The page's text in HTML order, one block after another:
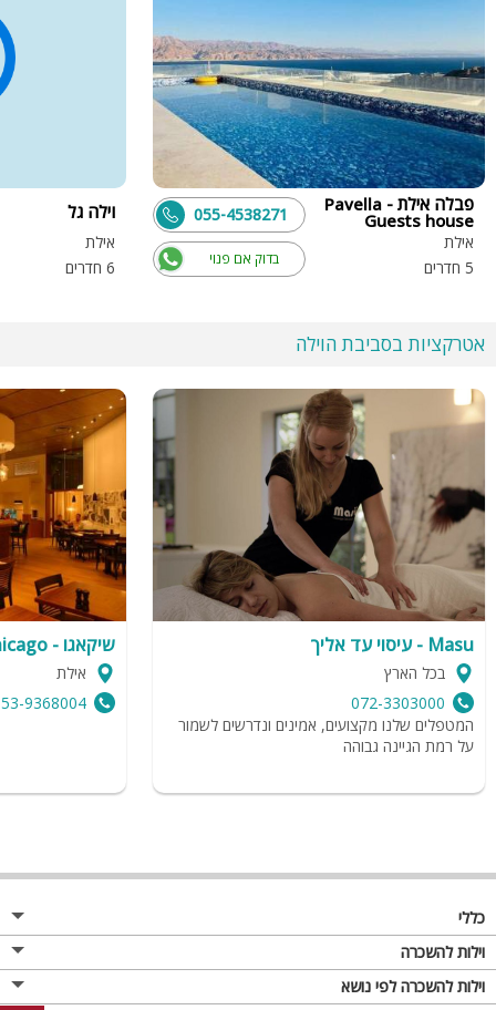
פבלה אילת - Pavella
Guests house
אילת
5 חדרים
בדוק אם פנוי
055-4538271 וילה גל
אילת
6 חדרים
אטרקציות בסביבת הוילה
Masu - עיסוי עד אליך
בכל הארץ
072-3303000
המטפלים שלנו מקצועים, אמינים ונדרשים לשמור
על רמת הגיינה גבוהה
שיקאגו - chicago
אילת
9368004
כללי
מגזין
פרסום באתר
וילות להשכרה
וילות בצפון
וילות להשכרה לפי נושא